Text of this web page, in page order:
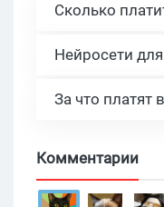
Комментарии